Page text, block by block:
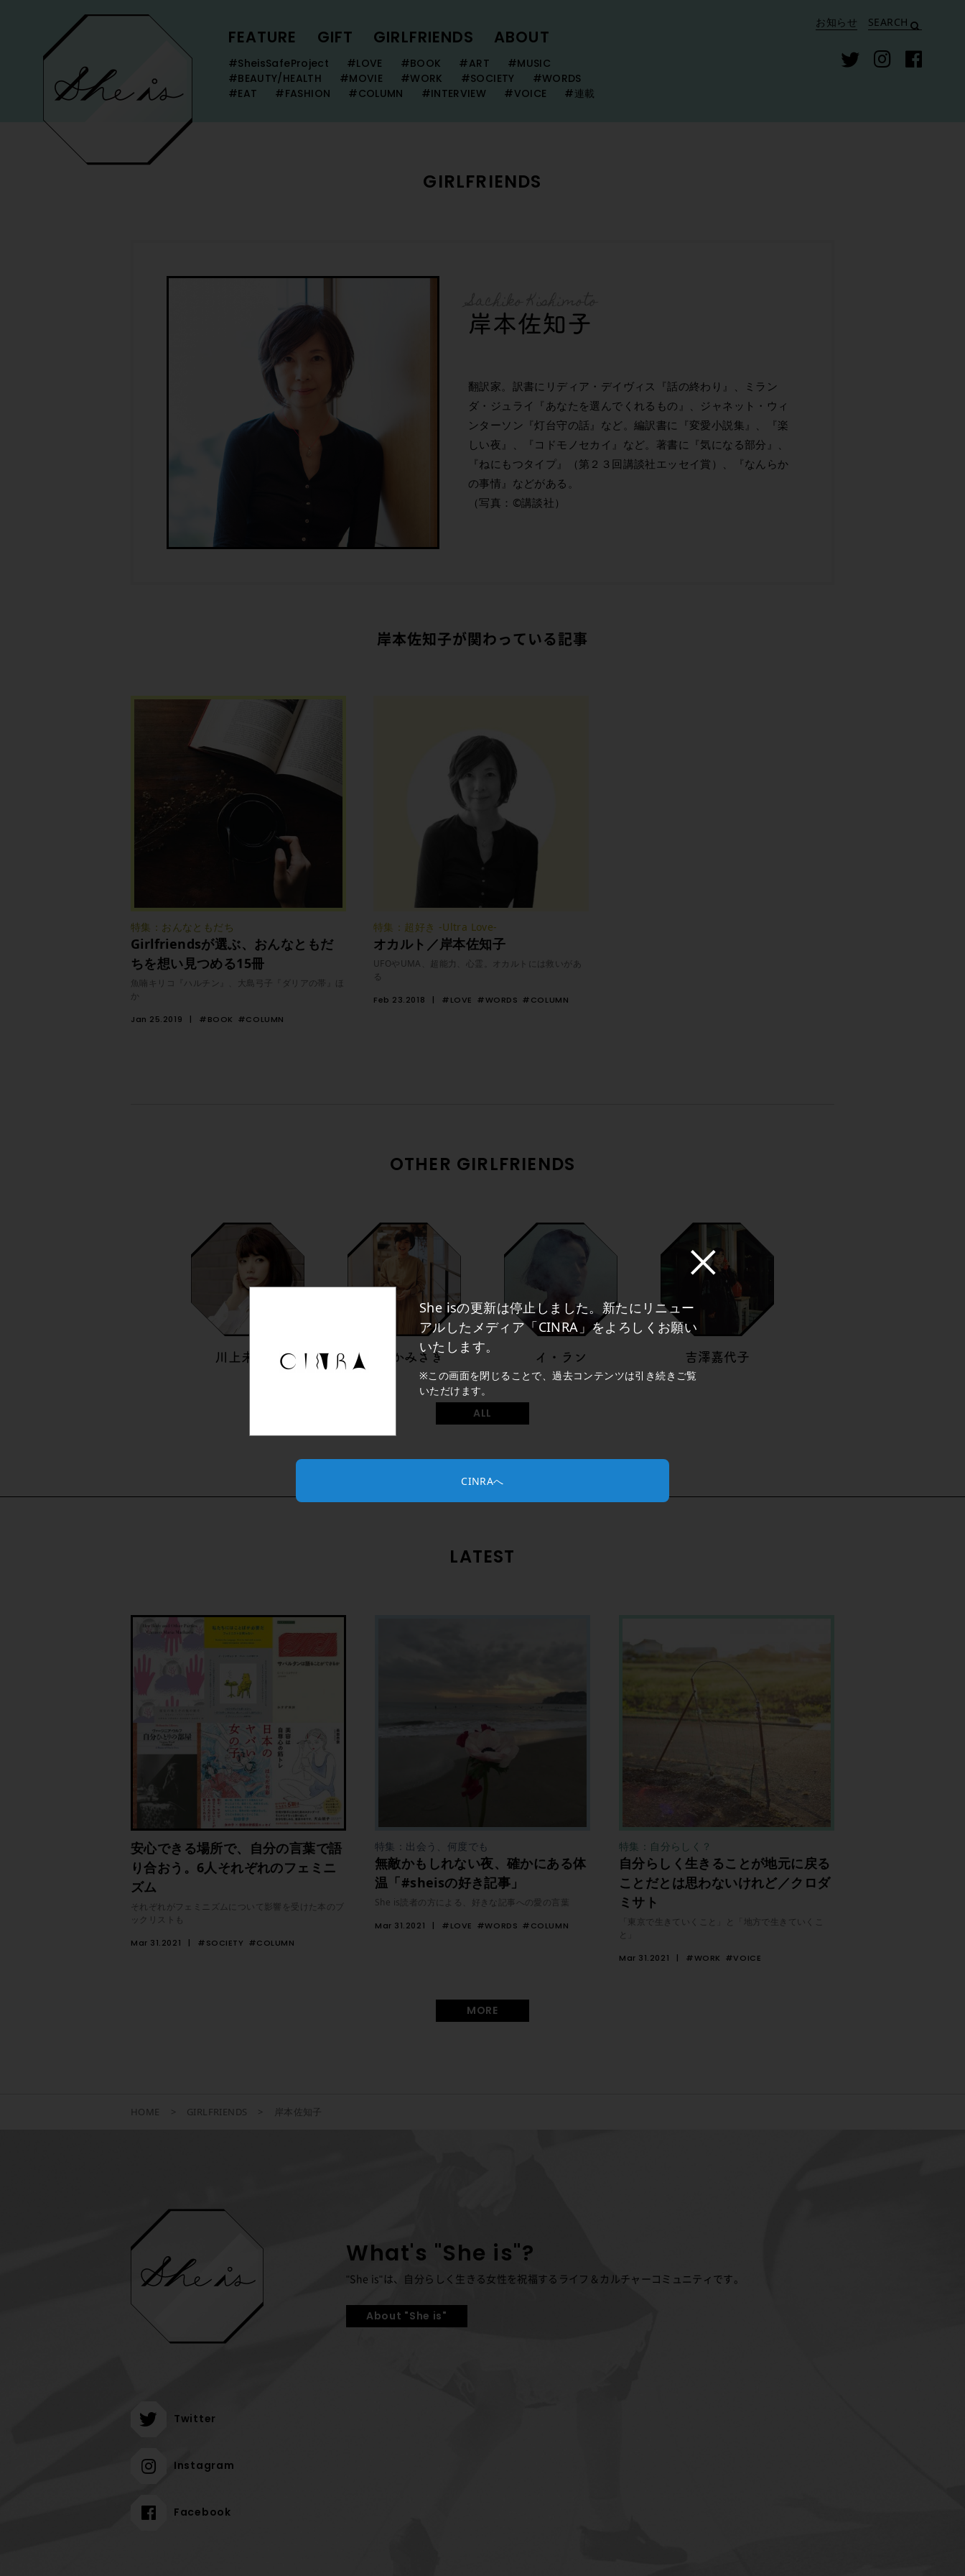
She isの更新は停止しました。新たにリニュー
アルしたメディア「CINRA」をよろしくお願い
いたします。
※この画面を閉じることで、過去コンテンツは引き続きご覧
いただけます。
CINRAへ
FEATURE GIFT GIRLFRIENDS ABOUT
#SheisSafeProject #LOVE #BOOK #ART
#MUSIC
#BEAUTY/HEALTH
#MOVIE #WORK #SOCIETY
#WORDS
#EAT
#FASHION #COLUMN #INTERVIEW #VOICE #連載
お知らせ SEARCH
GIRLFRIENDS
岸本佐知子
翻訳家。訳書にリディア・デイヴィス『話の終わり』、ミラン
ダ・ジュライ『あなたを選んでくれるもの』、ジャネット・ウィ
ンターソン『灯台守の話』など。編訳書に『変愛小説集』、『楽
しい夜』、『コドモノセカイ』など。著書に『気になる部分』、
『ねにもつタイプ』（第２３回講談社エッセイ賞）、『なんらか
の事情』などがある。
（写真：©講談社）
岸本佐知子が関わっている記事
特集：おんなともだち
Girlfriendsが選ぶ、おんなともだ
ちを想い見つめる15冊
魚喃キリコ『ハルチン』、大島弓子『ダリアの帯』ほ
か
Jan 25.2019 #BOOK #COLUMN
特集：超好き -Ultra Love-
オカルト／岸本佐知子
UFOやUMA、超能力、心霊。オカルトには救いがあ
る
Feb 23.2018 #LOVE #WORDS #COLUMN
OTHER GIRLFRIENDS
川上未映子 たなかみさき イ・ラン 吉澤嘉代子
ALL
LATEST
安心できる場所で、自分の言葉で語
り合おう。6人それぞれのフェミニ
ズム
それぞれがフェミニズムについて影響を受けた本のブ
ックリストも
Mar 31.2021 #SOCIETY #COLUMN
特集：出会う、何度でも
無敵かもしれない夜、確かにある体
温「#sheisの好き記事」
She is読者の方による、好きな記事への愛の言葉
Mar 31.2021 #LOVE #WORDS #COLUMN
特集：自分らしく？
自分らしく生きることが地元に戻る
ことだとは思わないけれど／クロダ
ミサト
「東京で生きていくこと」と「地方で生きていくこ
と」
Mar 31.2021 #WORK #VOICE
MORE
HOME GIRLFRIENDS 岸本佐知子
Twitter
Instagram
Facebook
What's "She is"?
"She is"は、自分らしく生きる女性を祝福する ライフ＆カルチャーコミュニティです。
About "She is"